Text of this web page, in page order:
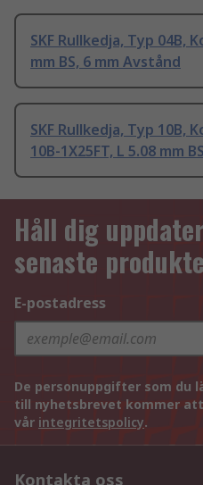
SKF Rullkedja, Typ 04B,
mm BS, 6 mm Avstånd
SKF Rullkedja, Typ 10B,
10B-1X25FT, L 5.08 mm
Håll dig
senaste
E-postadress
De personuppgifter som du
till nyhetsbrevet kommer
vår integritetspolicy.
Kontakta oss